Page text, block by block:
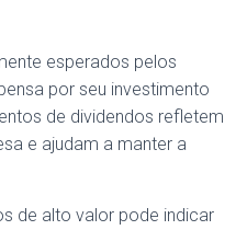
esperados pelos
por seu investimento
de dividendos refletem
e ajudam a manter a
de alto valor pode indicar